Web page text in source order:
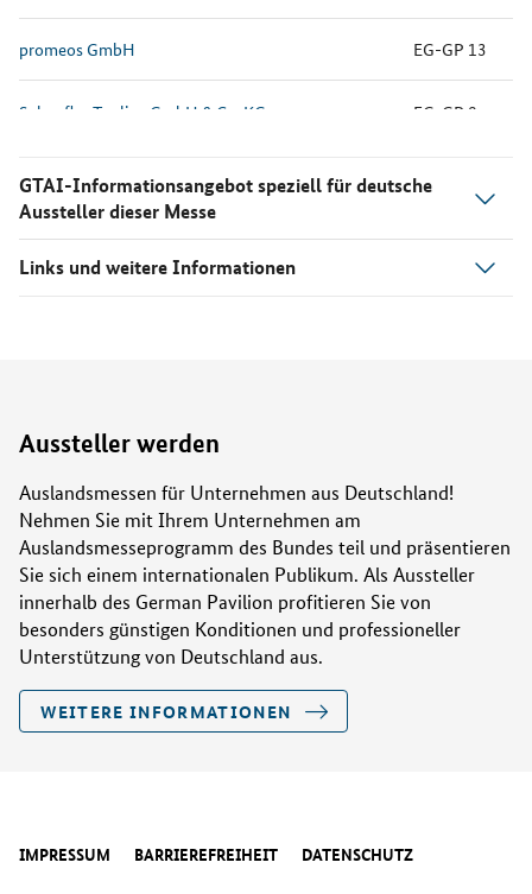
promeos GmbH EG-GP 13
Schaufler Tooling GmbH & Co. KG EG-GP 8
GTAI-Informationsangebot speziell für deutsche
Aussteller dieser Messe
Links und weitere Informationen
Aussteller werden
Auslandsmessen für Unternehmen aus Deutschland!
Nehmen Sie mit Ihrem Unternehmen am
Auslandsmesseprogramm des Bundes teil und präsentieren
Sie sich einem internationalen Publikum. Als Aussteller
innerhalb des German Pavilion profitieren Sie von
besonders günstigen Konditionen und professioneller
Unterstützung von Deutschland aus.
WEITERE INFORMATIONEN
IMPRESSUM BARRIEREFREIHEIT DATENSCHUTZ